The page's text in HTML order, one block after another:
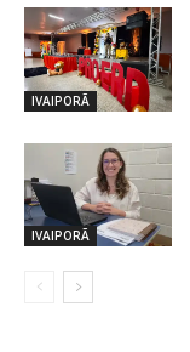
IVAIPORÃ
IVAIPORÃ